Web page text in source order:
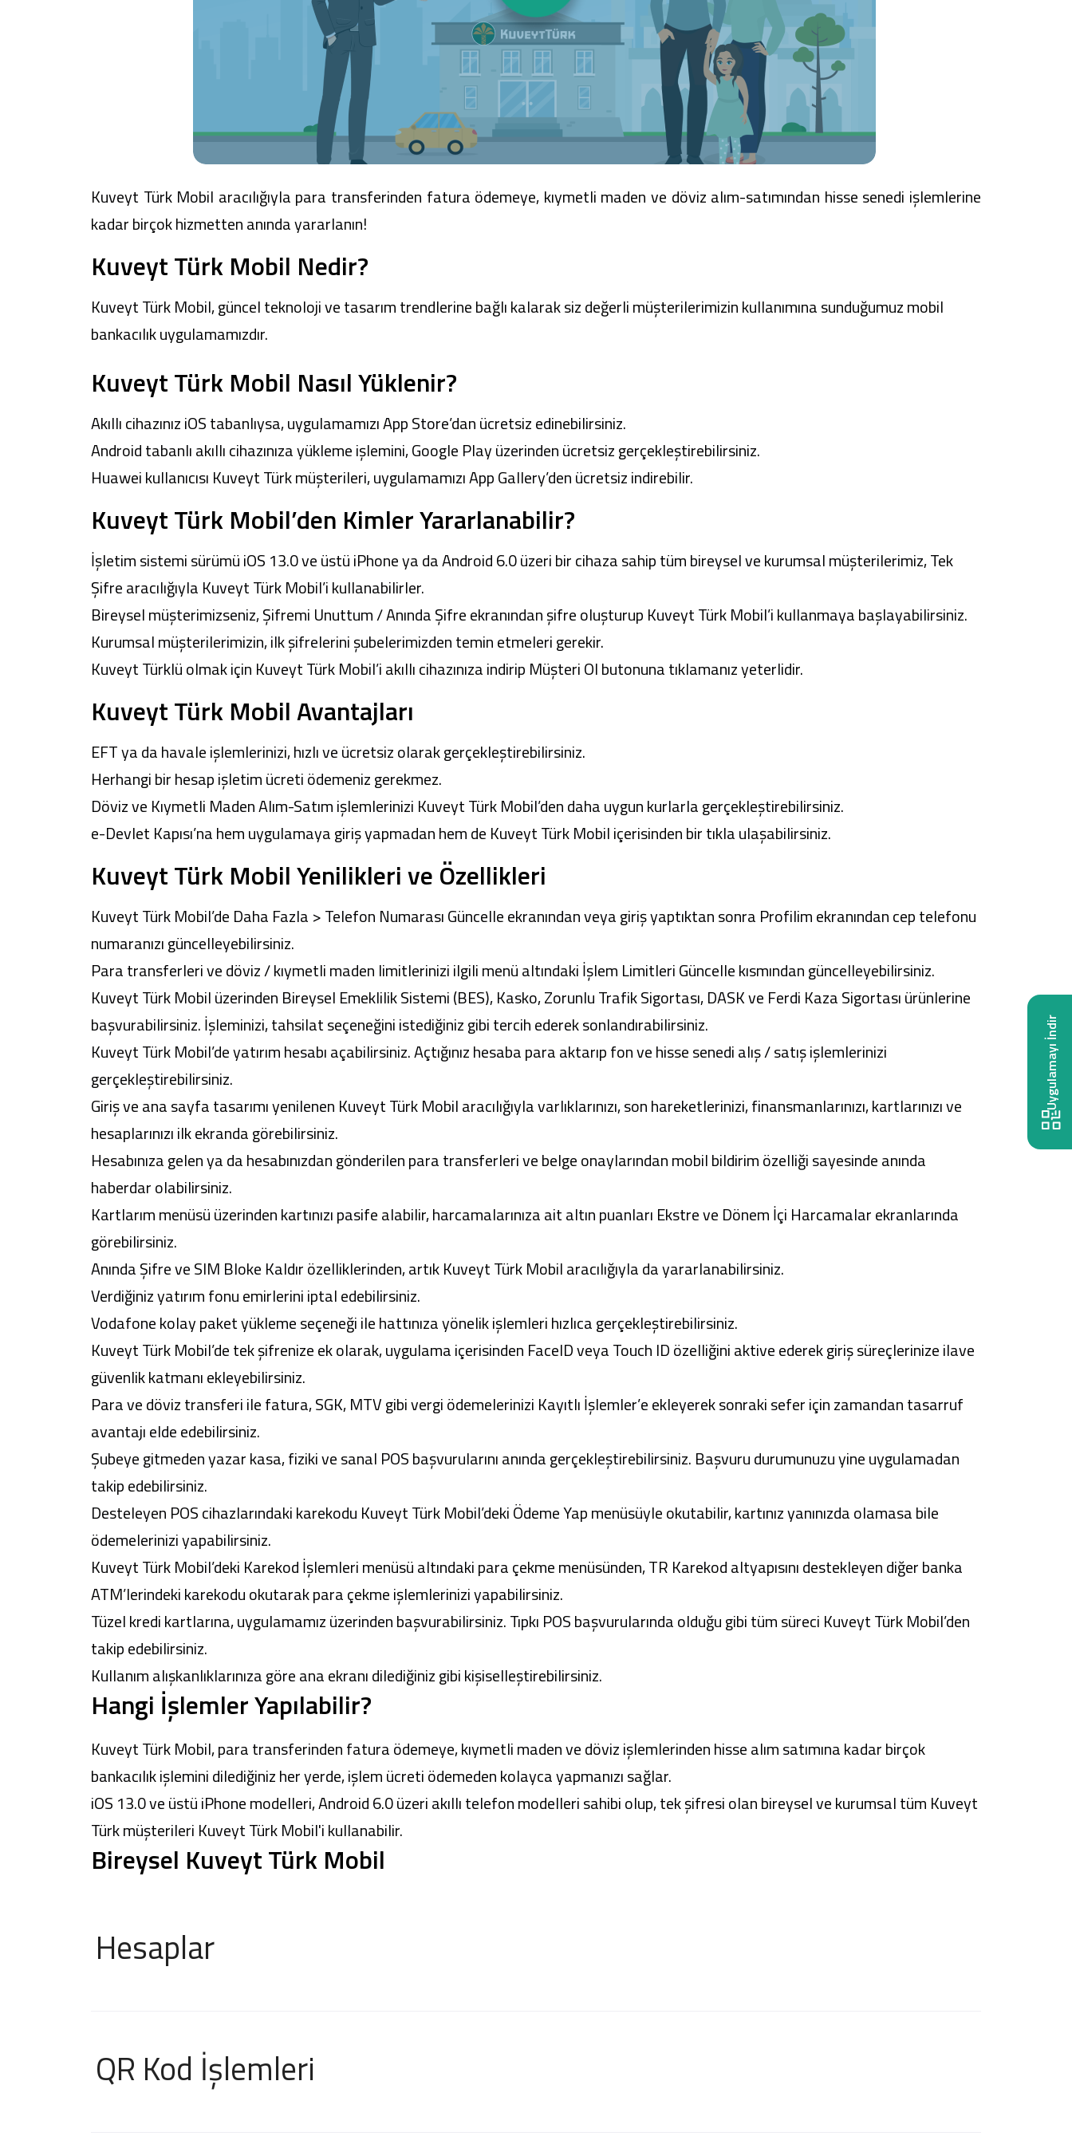
Kuveyt Türk Mobil aracılığıyla para transferinden fatura ödemeye, kıymetli maden ve döviz alım-satımından hisse senedi işlemlerine
kadar birçok hizmetten anında yararlanın!
Kuveyt Türk Mobil Nedir?
Kuveyt Türk Mobil, güncel teknoloji ve tasarım trendlerine bağlı kalarak siz değerli müşterilerimizin kullanımına sunduğumuz mobil
bankacılık uygulamamızdır.
Kuveyt Türk Mobil Nasıl Yüklenir?
Akıllı cihazınız iOS tabanlıysa, uygulamamızı App Store’dan ücretsiz edinebilirsiniz.
Android tabanlı akıllı cihazınıza yükleme işlemini, Google Play üzerinden ücretsiz gerçekleştirebilirsiniz.
Huawei kullanıcısı Kuveyt Türk müşterileri, uygulamamızı App Gallery’den ücretsiz indirebilir.
Kuveyt Türk Mobil’den Kimler Yararlanabilir?
İşletim sistemi sürümü iOS 13.0 ve üstü iPhone ya da Android 6.0 üzeri bir cihaza sahip tüm bireysel ve kurumsal müşterilerimiz, Tek
Şifre aracılığıyla Kuveyt Türk Mobil’i kullanabilirler.
Bireysel müşterimizseniz, Şifremi Unuttum / Anında Şifre ekranından şifre oluşturup Kuveyt Türk Mobil’i kullanmaya başlayabilirsiniz.
Kurumsal müşterilerimizin, ilk şifrelerini şubelerimizden temin etmeleri gerekir.
Kuveyt Türklü olmak için Kuveyt Türk Mobil’i akıllı cihazınıza indirip Müşteri Ol butonuna tıklamanız yeterlidir.
Kuveyt Türk Mobil Avantajları
EFT ya da havale işlemlerinizi, hızlı ve ücretsiz olarak gerçekleştirebilirsiniz.
Herhangi bir hesap işletim ücreti ödemeniz gerekmez.
Döviz ve Kıymetli Maden Alım-Satım işlemlerinizi Kuveyt Türk Mobil’den daha uygun kurlarla gerçekleştirebilirsiniz.
e-Devlet Kapısı’na hem uygulamaya giriş yapmadan hem de Kuveyt Türk Mobiliçerisinden bir tıkla ulaşabilirsiniz.
Kuveyt Türk Mobil Yenilikleri ve Özellikleri
Kuveyt Türk Mobil’de Daha Fazla > Telefon Numarası Güncelle ekranından veya giriş yaptıktan sonra Profilim ekranından cep telefonu
numaranızı güncelleyebilirsiniz.
Para transferleri ve döviz / kıymetli maden limitlerinizi ilgili menü altındaki İşlem Limitleri Güncelle kısmından güncelleyebilirsiniz.
Kuveyt Türk Mobilüzerinden Bireysel Emeklilik Sistemi (BES), Kasko, Zorunlu Trafik Sigortası, DASK ve Ferdi Kaza Sigortası ürünlerine
başvurabilirsiniz. İşleminizi, tahsilat seçeneğini istediğiniz gibi tercih ederek sonlandırabilirsiniz.
Kuveyt Türk Mobil’de yatırım hesabı açabilirsiniz. Açtığınız hesaba para aktarıp fon ve hisse senedi alış / satış işlemlerinizi
gerçekleştirebilirsiniz.
Giriş ve ana sayfa tasarımı yenilenen Kuveyt Türk Mobilaracılığıyla varlıklarınızı, son hareketlerinizi, finansmanlarınızı, kartlarınızı ve
hesaplarınızı ilk ekranda görebilirsiniz.
Hesabınıza gelen ya da hesabınızdan gönderilen para transferleri ve belge onaylarından mobil bildirim özelliği sayesinde anında
haberdar olabilirsiniz.
Kartlarım menüsü üzerinden kartınızı pasife alabilir, harcamalarınıza ait altın puanları Ekstre ve Dönem İçi Harcamalar ekranlarında
görebilirsiniz.
Anında Şifre ve SIM Bloke Kaldır özelliklerinden, artıkKuveyt Türk Mobilaracılığıyla da yararlanabilirsiniz.
Verdiğiniz yatırım fonu emirlerini iptal edebilirsiniz.
Vodafone kolay paket yükleme seçeneği ile hattınıza yönelik işlemleri hızlıca gerçekleştirebilirsiniz.
Kuveyt Türk Mobil’de tek şifrenize ek olarak, uygulama içerisinden FaceID veya Touch ID özelliğini aktive ederek giriş süreçlerinize ilave
güvenlik katmanı ekleyebilirsiniz.
Para ve döviz transferi ile fatura, SGK, MTV gibi vergi ödemelerinizi Kayıtlı İşlemler’e ekleyerek sonraki sefer için zamandan tasarruf
avantajı elde edebilirsiniz.
Şubeye gitmeden yazar kasa, fiziki ve sanal POS başvurularını anında gerçekleştirebilirsiniz. Başvuru durumunuzu yine uygulamadan
takip edebilirsiniz.
Desteleyen POS cihazlarındaki karekodu Kuveyt Türk Mobil’deki Ödeme Yap menüsüyle okutabilir, kartınız yanınızda olamasa bile
ödemelerinizi yapabilirsiniz.
Kuveyt Türk Mobil’deki Karekod İşlemleri menüsü altındaki para çekme menüsünden, TR Karekod altyapısını destekleyen diğer banka
ATM’lerindeki karekodu okutarak para çekme işlemlerinizi yapabilirsiniz.
Tüzel kredi kartlarına, uygulamamız üzerinden başvurabilirsiniz. Tıpkı POS başvurularında olduğu gibi tüm süreci Kuveyt Türk Mobil’den
takip edebilirsiniz.
Kullanım alışkanlıklarınıza göre ana ekranı dilediğiniz gibi kişiselleştirebilirsiniz.
Hangi İşlemler Yapılabilir?
Kuveyt Türk Mobil, para transferinden fatura ödemeye, kıymetli maden ve döviz işlemlerinden hisse alım satımına kadar birçok
bankacılık işlemini dilediğiniz her yerde, işlem ücreti ödemeden kolayca yapmanızı sağlar.
iOS 13.0 ve üstü iPhone modelleri, Android 6.0 üzeri akıllı telefon modelleri sahibi olup, tek şifresi olan bireysel ve kurumsal tüm Kuveyt
Türk müşterileri Kuveyt Türk Mobil'i kullanabilir.
Bireysel Kuveyt Türk Mobil
Hesaplar
QR Kod İşlemleri
Uygulamayı İndir